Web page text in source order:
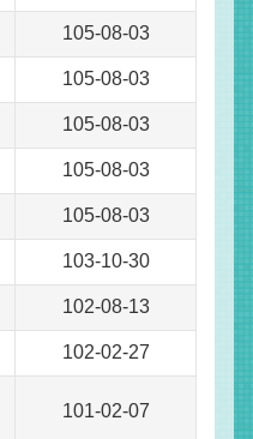
105-08-03
105-08-03
105-08-03
105-08-03
105-08-03
103-10-30
102-08-13
102-02-27
101-02-07